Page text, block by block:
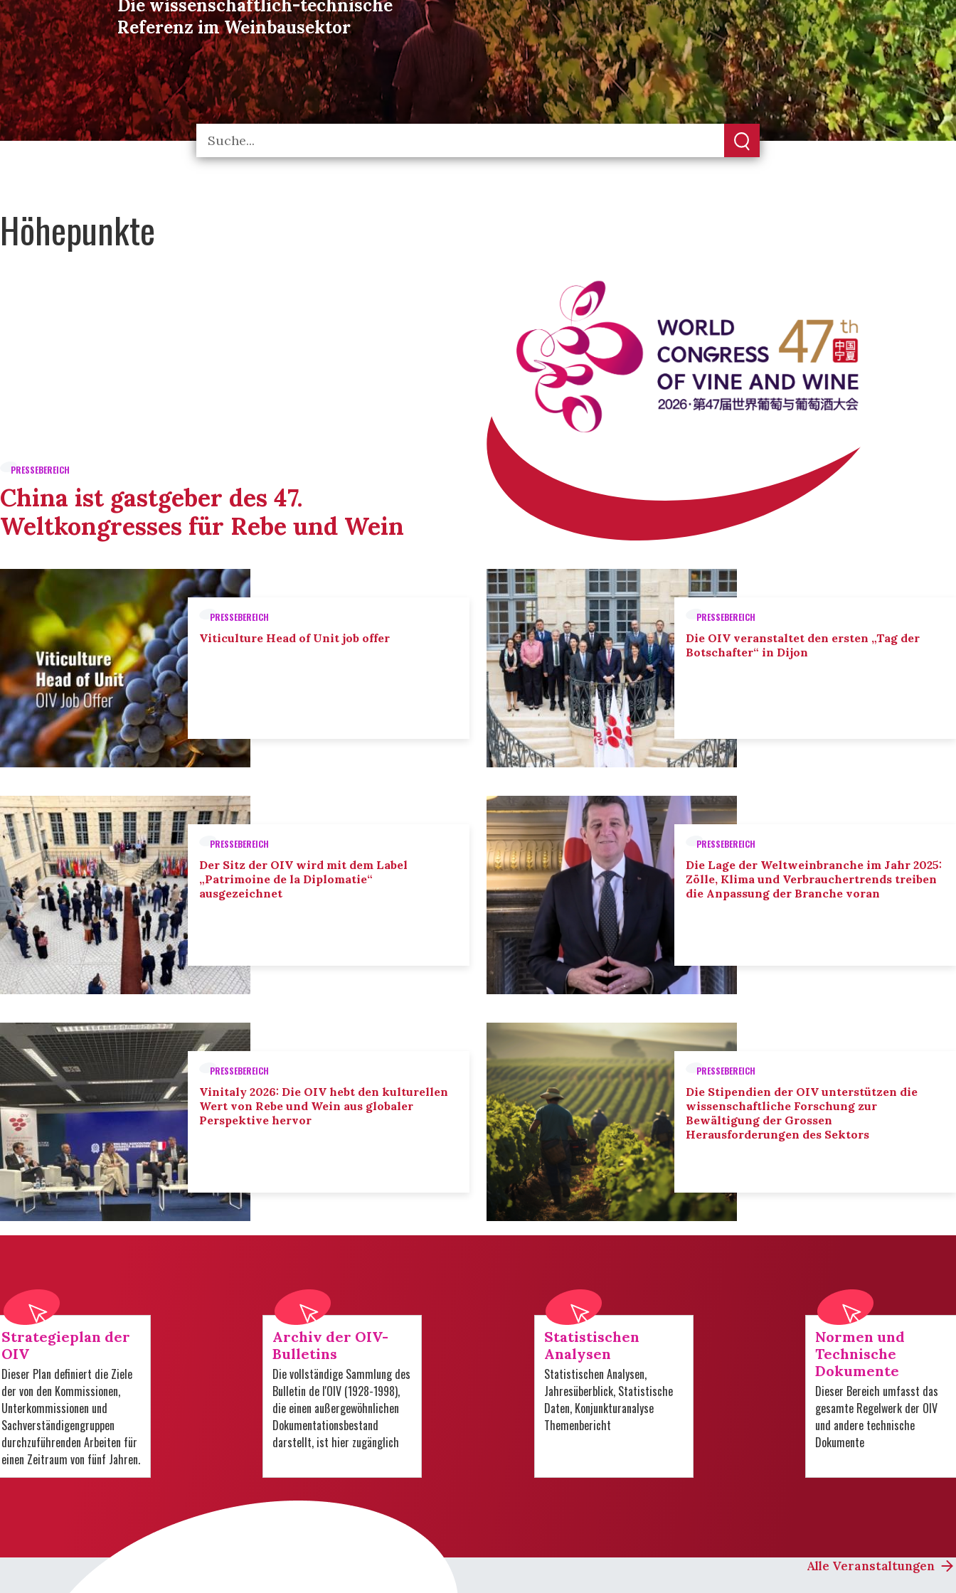
Die wissenschaftlich-technische
Referenz im Weinbausektor
Höhepunkte
PRESSEBEREICH
China ist gastgeber des 47.
Weltkongresses für Rebe und Wein
PRESSEBEREICH
Viticulture Head of Unit job offer
PRESSEBEREICH
Die OIV veranstaltet den ersten „Tag der
Botschafter“ in Dijon
PRESSEBEREICH
Der Sitz der OIV wird mit dem Label
„Patrimoine de la Diplomatie“
ausgezeichnet
PRESSEBEREICH
Die Lage der Weltweinbranche im Jahr 2025:
Zölle, Klima und Verbrauchertrends treiben
die Anpassung der Branche voran
PRESSEBEREICH
Vinitaly 2026: Die OIV hebt den kulturellen
Wert von Rebe und Wein aus globaler
Perspektive hervor
PRESSEBEREICH
Die Stipendien der OIV unterstützen die
wissenschaftliche Forschung zur
Bewältigung der Grossen
Herausforderungen des Sektors
Strategieplan der
OIV
Dieser Plan definiert die Ziele
der von den Kommissionen,
Unterkommissionen und
Sachverständigengruppen
durchzuführenden Arbeiten für
einen Zeitraum von fünf Jahren.
Archiv der OIV-
Bulletins
Die vollständige Sammlung des
Bulletin de l'OIV (1928-1998),
die einen außergewöhnlichen
Dokumentationsbestand
darstellt, ist hier zugänglich
Statistischen
Analysen
Statistischen Analysen,
Jahresüberblick, Statistische
Daten, Konjunkturanalyse
Themenbericht
Normen und
Technische
Dokumente
Dieser Bereich umfasst das
gesamte Regelwerk der OIV
und andere technische
Dokumente
Alle Veranstaltungen